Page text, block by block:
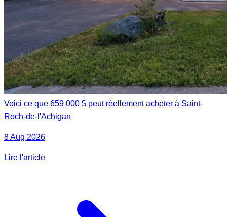
Voici ce que 659 000 $ peut réellement acheter à Saint-
Roch-de-l'Achigan
8 Aug 2026
Lire l'article